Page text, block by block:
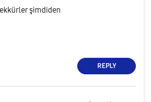
şimdiden
REPLY